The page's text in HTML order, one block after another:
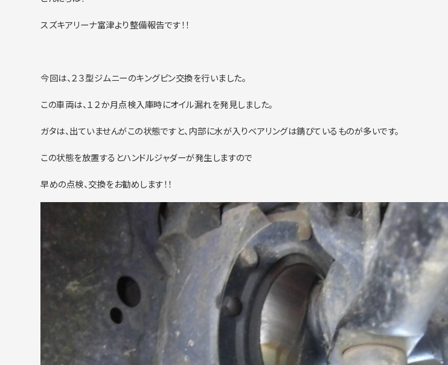
スズキアリーナ富津より整備報告です！！
今回は、２３型ジムニーのキングピン交換を行いました。
この車両は、１２か月点検入庫時にオイル漏れを発見しました。
ガタは、出ていませんがこの状態ですと、内部に水が入りベアリングは錆びているものが多いです。
この状態を放置するとハンドルジャダーが発生しますので
早めの点検、交換をお勧めします！！